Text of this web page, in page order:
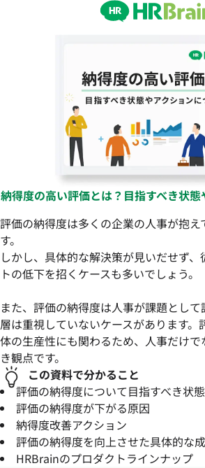
納得度の高い評価とは？目指すべき状
評価の納得度は多くの企業の人事が抱え
す。
しかし、具体的な解決策が見いだせず
トの低下を招くケースも多いでしょう。
また、評価の納得度は人事が課題とし
層は重視していないケースがあります
体の生産性にも関わるため、人事だけ
き観点です。
この資料で分かること
評価の納得度について目指すべき状態
評価の納得度が下がる原因
納得度改善アクション
評価の納得度を向上させた具体的な
HRBrainのプロダクトラインナップ